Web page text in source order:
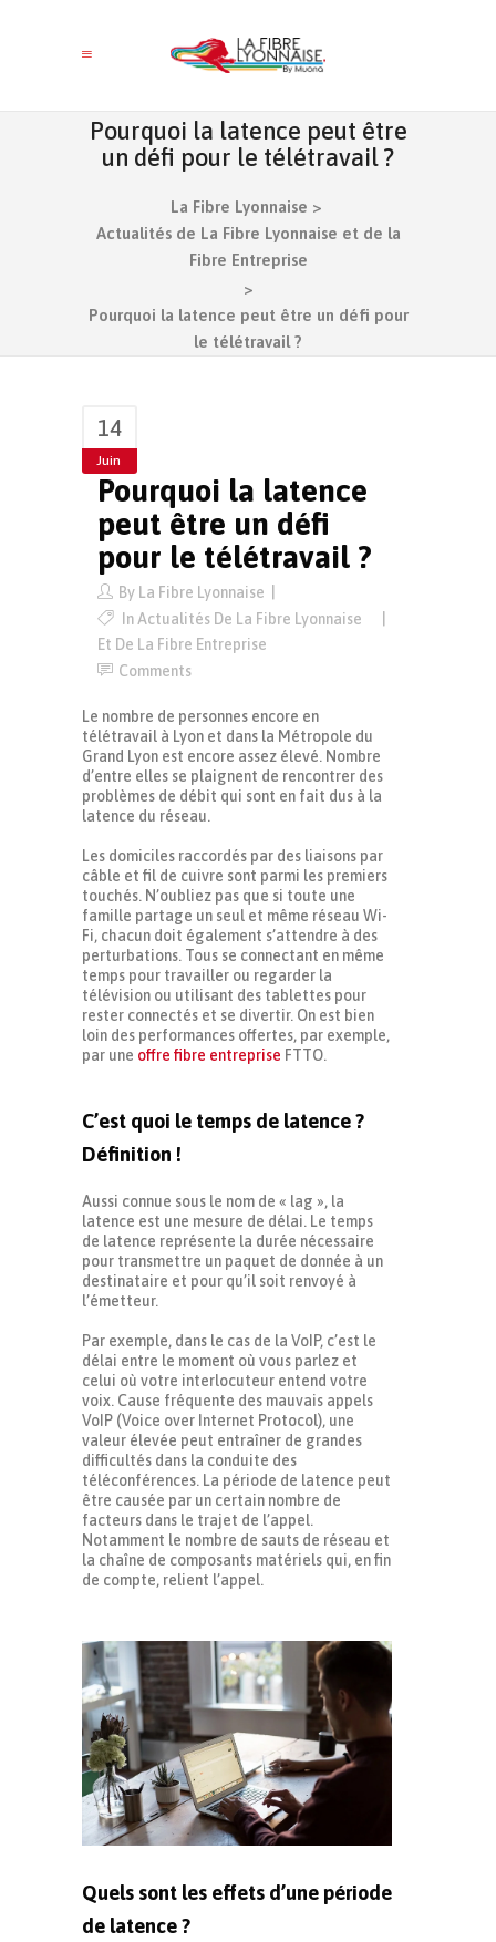
Pourquoi la latence peut être
un défi pour le télétravail ?
La Fibre Lyonnaise >
Actualités de La Fibre Lyonnaise et de la
Fibre Entreprise
>
Pourquoi la latence peut être un défi pour
le télétravail ?
14
Juin
Pourquoi la latence
peut être un défi
pour le télétravail ?
By La Fibre Lyonnaise
In Actualités De La Fibre Lyonnaise
Et De La Fibre Entreprise
Comments
Le nombre de personnes encore en
télétravail à Lyon et dans la Métropole du
Grand Lyon est encore assez élevé. Nombre
d’entre elles se plaignent de rencontrer des
problèmes de débit qui sont en fait dus à la
latence du réseau.
Les domiciles raccordés par des liaisons par
câble et fil de cuivre sont parmi les premiers
touchés. N’oubliez pas que si toute une
famille partage un seul et même réseau Wi-
Fi, chacun doit également s’attendre à des
perturbations. Tous se connectant en même
temps pour travailler ou regarder la
télévision ou utilisant des tablettes pour
rester connectés et se divertir. On est bien
loin des performances offertes, par exemple,
par une offre fibre entreprise FTTO.
C’est quoi le temps de latence ?
Définition !
Aussi connue sous le nom de « lag », la
latence est une mesure de délai. Le temps
de latence représente la durée nécessaire
pour transmettre un paquet de donnée à un
destinataire et pour qu’il soit renvoyé à
l’émetteur.
Par exemple, dans le cas de la VoIP, c’est le
délai entre le moment où vous parlez et
celui où votre interlocuteur entend votre
voix. Cause fréquente des mauvais appels
VoIP (Voice over Internet Protocol), une
valeur élevée peut entraîner de grandes
difficultés dans la conduite des
téléconférences. La période de latence peut
être causée par un certain nombre de
facteurs dans le trajet de l’appel.
Notamment le nombre de sauts de réseau et
la chaîne de composants matériels qui, en fin
de compte, relient l’appel.
Quels sont les effets d’une période
de latence ?